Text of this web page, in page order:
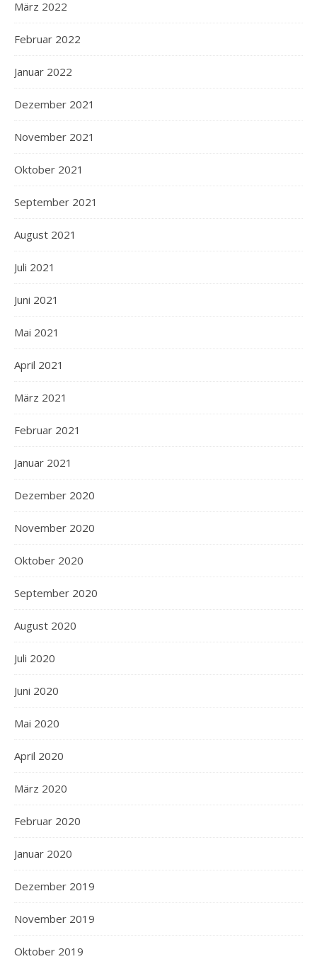
März 2022
Februar 2022
Januar 2022
Dezember 2021
November 2021
Oktober 2021
September 2021
August 2021
Juli 2021
Juni 2021
Mai 2021
April 2021
März 2021
Februar 2021
Januar 2021
Dezember 2020
November 2020
Oktober 2020
September 2020
August 2020
Juli 2020
Juni 2020
Mai 2020
April 2020
März 2020
Februar 2020
Januar 2020
Dezember 2019
November 2019
Oktober 2019